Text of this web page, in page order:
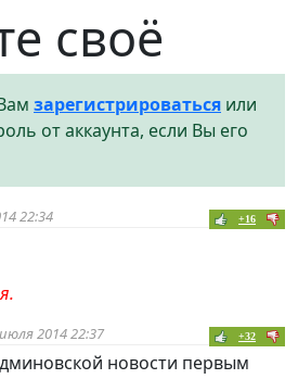
своё
зарегистрироваться или
от аккаунта, если Вы его
22:34 +16
2014 22:37 +32
новости первым